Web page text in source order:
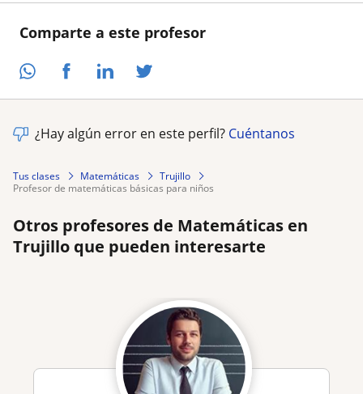
Comparte a este profesor
¿Hay algún error en este perfil? Cuéntanos
Tus clases Matemáticas
Trujillo
profesor de matemáticas básicas para niños
Otros profesores de Matemáticas en
Trujillo que pueden interesarte